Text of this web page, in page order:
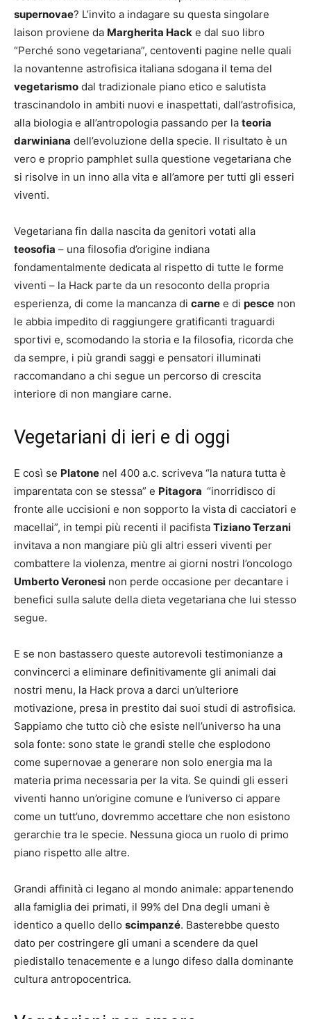
supernovae? L’invito a indagare su questa singolare
laison proviene da Margherita Hack e dal suo libro
“Perché sono vegetariana”, centoventi pagine nelle quali
la novantenne astrofisica italiana sdogana il tema del
vegetarismo dal tradizionale piano etico e salutista
trascinandolo in ambiti nuovi e inaspettati, dall’astrofisica,
alla biologia e all’antropologia passando per la teoria
darwiniana dell’evoluzione della specie. Il risultato è un
vero e proprio pamphlet sulla questione vegetariana che
si risolve in un inno alla vita e all’amore per tutti gli esseri
viventi.
Vegetariana fin dalla nascita da genitori votati alla
teosofia – una filosofia d’origine indiana
fondamentalmente dedicata al rispetto di tutte le forme
viventi – la Hack parte da un resoconto della propria
esperienza, di come la mancanza di carne e di pesce non
le abbia impedito di raggiungere gratificanti traguardi
sportivi e, scomodando la storia e la filosofia, ricorda che
da sempre, i più grandi saggi e pensatori illuminati
raccomandano a chi segue un percorso di crescita
interiore di non mangiare carne.
Vegetariani di ieri e di oggi
E così se Platone nel 400 a.c. scriveva “la natura tutta è
imparentata con se stessa” e Pitagora “inorridisco di
fronte alle uccisioni e non sopporto la vista di cacciatori e
macellai”, in tempi più recenti il pacifista Tiziano Terzani
invitava a non mangiare più gli altri esseri viventi per
combattere la violenza, mentre ai giorni nostri l’oncologo
Umberto Veronesi non perde occasione per decantare i
benefici sulla salute della dieta vegetariana che lui stesso
segue.
E se non bastassero queste autorevoli testimonianze a
convincerci a eliminare definitivamente gli animali dai
nostri menu, la Hack prova a darci un’ulteriore
motivazione, presa in prestito dai suoi studi di astrofisica.
Sappiamo che tutto ciò che esiste nell’universo ha una
sola fonte: sono state le grandi stelle che esplodono
come supernovae a generare non solo energia ma la
materia prima necessaria per la vita. Se quindi gli esseri
viventi hanno un’origine comune e l’universo ci appare
come un tutt’uno, dovremmo accettare che non esistono
gerarchie tra le specie. Nessuna gioca un ruolo di primo
piano rispetto alle altre.
Grandi affinità ci legano al mondo animale: appartenendo
alla famiglia dei primati, il 99% del Dna degli umani è
identico a quello dello scimpanzé. Basterebbe questo
dato per costringere gli umani a scendere da quel
piedistallo tenacemente e a lungo difeso dalla dominante
cultura antropocentrica.